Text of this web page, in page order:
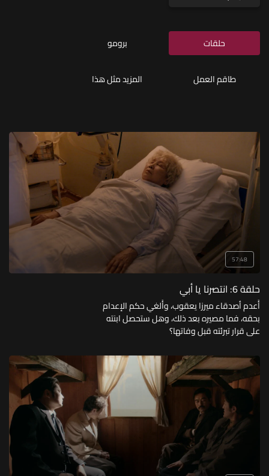
حلقات برومو
طاقم العمل المزيد مثل هذا
57:48
حلقة 6: انتصرنا يا أبي
أُعدم أصدقاء ميرزا يعقوب، وأُلغي حكم الإعدام
بحقه، فما مصيره بعد ذلك، وهل ستحصل ابنته
على قرار تبرئته قبل وفاتها؟